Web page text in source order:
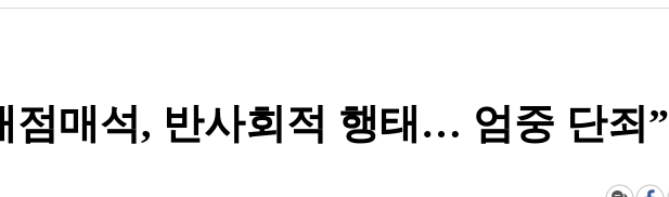
점매석, 반사회적 행태… 엄중 단죄”